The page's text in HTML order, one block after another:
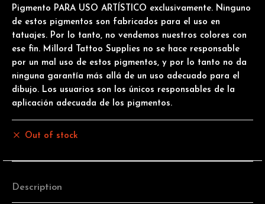
Pigmento PARA USO ARTÍSTICO exclusivamente. Ninguno
de estos pigmentos son fabricados para el uso en
tatuajes. Por lo tanto, no vendemos nuestros colores con
ese fin. Millord Tattoo Supplies no se hace responsable
por un mal uso de estos pigmentos, y por lo tanto no da
ninguna garantía más allá de un uso adecuado para el
dibujo. Los usuarios son los únicos responsables de la
aplicación adecuada de los pigmentos.
Out of stock
Description